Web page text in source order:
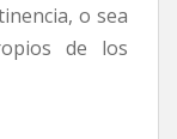
o sea
de los